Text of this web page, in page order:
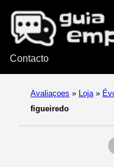
Contacto
Avaliaçoes » Loja »
figueiredo